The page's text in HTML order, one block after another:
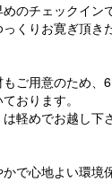
のチェックイン
くりお寛ぎ頂き
ご用意のため、
おります。
軽めでお越し下
で心地よい環境